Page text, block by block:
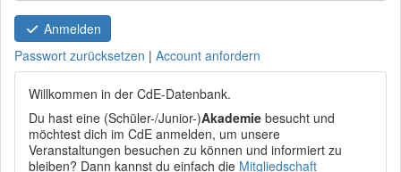
Anmelden
Passwort zurücksetzen | Account anfordern
Willkommen in der CdE-Datenbank.
Du hast eine (Schüler-/Junior-)Akademie besucht und
möchtest dich im CdE anmelden, um unsere
Veranstaltungen besuchen zu können und informiert zu
bleiben? Dann kannst du einfach die Mitgliedschaft